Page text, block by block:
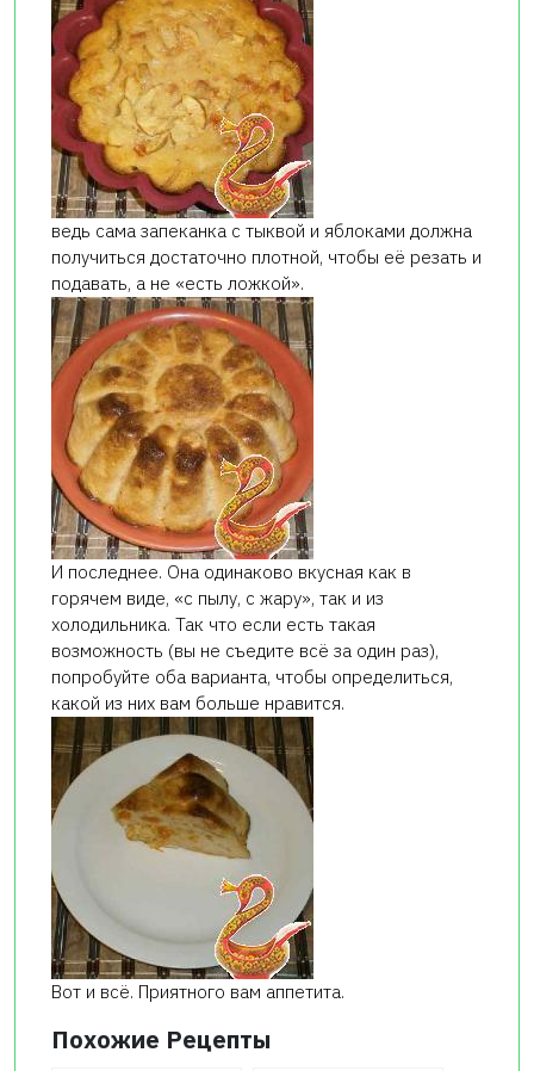
ведь сама запеканка с тыквой и яблоками должна
получиться достаточно плотной, чтобы её резать и
подавать, а не «есть ложкой».
И последнее. Она одинаково вкусная как в
горячем виде, «с пылу, с жару», так и из
холодильника. Так что если есть такая
возможность (вы не съедите всё за один раз),
попробуйте оба варианта, чтобы определиться,
какой из них вам больше нравится.
Вот и всё. Приятного вам аппетита.
Похожие Рецепты